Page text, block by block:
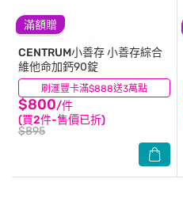
滿額贈
刷滙豐卡滿$888送3萬點
CENTRUM小善存小善存綜合
維他命加鈣90錠
$800/件
(買2件-售價已折)
$895
(1)